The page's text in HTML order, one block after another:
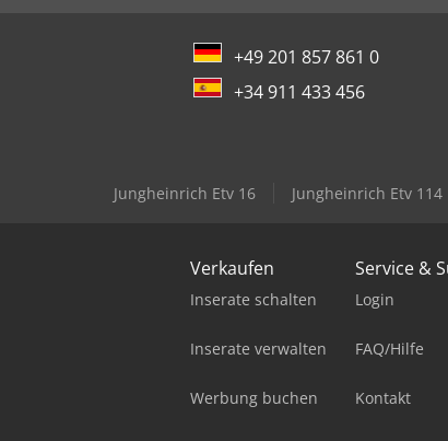
+49 201 857 861 0
+34 911 433 456
Jungheinrich Etv 16 Jungheinrich Etv 114
Verkaufen
Inserate schalten
Inserate verwalten
Werbung buchen
Service &
Login
FAQ/Hilfe
Kontakt